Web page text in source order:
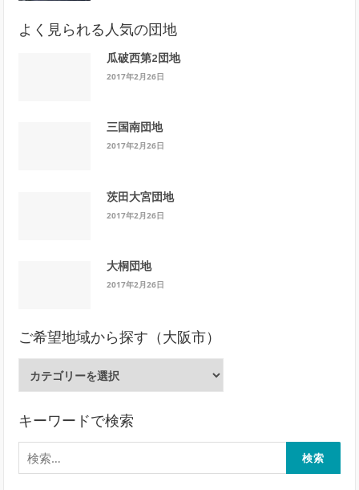
よく見られる人気の団地
瓜破西第2団地
2017年2月26日
三国南団地
2017年2月26日
茨田大宮団地
2017年2月26日
大桐団地
2017年2月26日
ご希望地域から探す（大阪市）
地
か
ら
キーワードで検索
検
索: